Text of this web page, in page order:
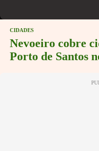
CIDADES
Nevoeiro cobre
Porto de Santos